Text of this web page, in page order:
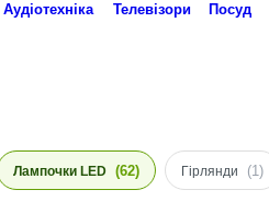
Аудіотехніка Телевізори Посуд
Лампочки LED (62) Гірлянди (1)